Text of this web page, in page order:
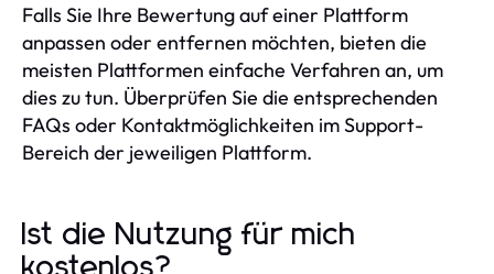
Falls Sie Ihre Bewertung auf einer Plattform
anpassen oder entfernen möchten, bieten die
meisten Plattformen einfache Verfahren an, um
dies zu tun. Überprüfen Sie die entsprechenden
FAQs oder Kontaktmöglichkeiten im Support-
Bereich der jeweiligen Plattform.
Ist die Nutzung für mich